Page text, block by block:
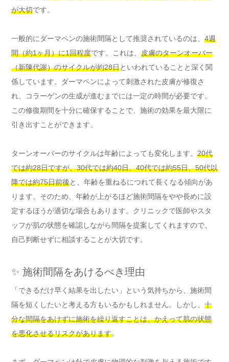
が大切です。
一般的にダーマペンの施術間隔として推奨されているのは、 4週
間（約1ヶ月）に1回程度です。これは、 皮膚のターンオーバー
（新陳代謝）のサイクルが約28日といわれていることと深く関
係しています。ダーマペンによって刺激された皮膚が修復さ
れ、コラーゲンの生成が進むまでには一定の時間が必要です。
この修復期間を十分に確保することで、施術の効果を最大限に
引き出すことができます。
ターンオーバーのサイクルは年齢によっても変化します。 20代
では約28日ですが、30代では約40日、40代では約55日、50代以
降では約75日前後と、年齢を重ねるにつれて長くなる傾向があ
ります。そのため、年齢が上がるほど施術間隔をやや長めに設
定するほうが適切な場合もあります。クリニックで医師やスタ
ッフが肌の状態を確認しながら間隔を提案してくれますので、
自己判断せずに相談することが大切です。
✨ 施術間隔をあけるべき理由
「できるだけ早く結果を出したい」という気持ちから、施術間
隔を短くしたいと考える方もいるかもしれません。しかし、 十
分な間隔をあけずに施術を繰り返すことは、かえって肌の状態
を悪化させるリスクがあります。